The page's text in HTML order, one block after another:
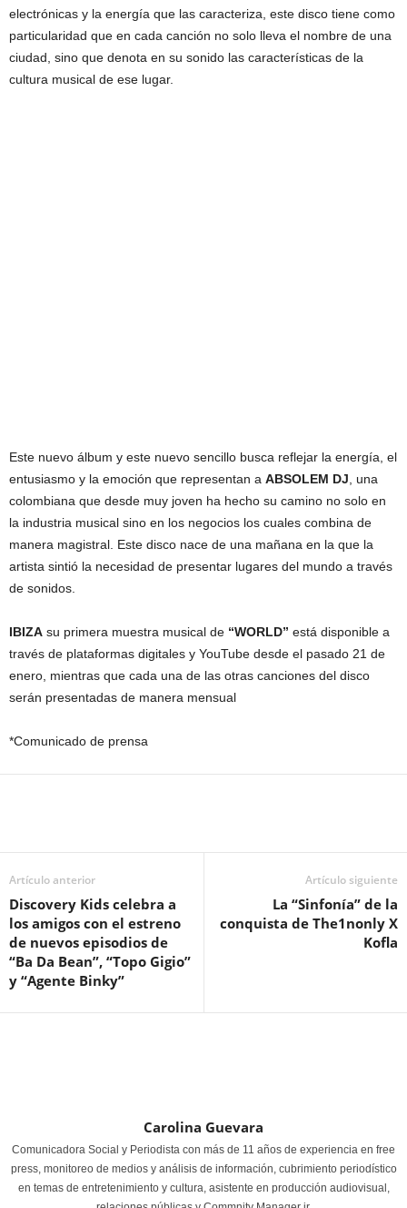
electrónicas y la energía que las caracteriza, este disco tiene como
particularidad que en cada canción no solo lleva el nombre de una
ciudad, sino que denota en su sonido las características de la
cultura musical de ese lugar.
Este nuevo álbum y este nuevo sencillo busca reflejar la energía, el
entusiasmo y la emoción que representan a ABSOLEM DJ , una
colombiana que desde muy joven ha hecho su camino no solo en
la industria musical sino en los negocios los cuales combina de
manera magistral. Este disco nace de una mañana en la que la
artista sintió la necesidad de presentar lugares del mundo a través
de sonidos.
IBIZA su primera muestra musical de “WORLD” está disponible a
través de plataformas digitales y YouTube desde el pasado 21 de
enero, mientras que cada una de las otras canciones del disco
serán presentadas de manera mensual
*Comunicado de prensa
Artículo anterior
Discovery Kids celebra a
los amigos con el estreno
de nuevos episodios de
“Ba Da Bean”, “Topo Gigio”
y “Agente Binky”
Artículo siguiente
La “Sinfonía” de la
conquista de The1nonly X
Kofla
Carolina Guevara
Comunicadora Social y Periodista con más de 11 años de experiencia en free
press, monitoreo de medios y análisis de información, cubrimiento periodístico
en temas de entretenimiento y cultura, asistente en producción audiovisual,